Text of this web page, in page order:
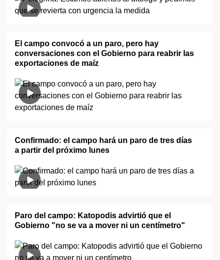
El campo convocó a un paro, pero hay
conversaciones con el Gobierno para reabrir las
exportaciones de maíz
Confirmado: el campo hará un paro de tres días
a partir del próximo lunes
Paro del campo: Katopodis advirtió que el
Gobierno "no se va a mover ni un centímetro"